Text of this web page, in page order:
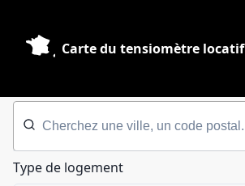
Carte du tensiomètre locatif
Type de logement